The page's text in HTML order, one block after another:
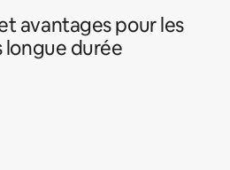
avantages pour les
longue durée